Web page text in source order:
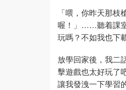
「喂，你昨天那
喔！」……聽着課
玩嗎？不如我也下
放學回家後，我二
擊遊戲也太好玩了
讓我發洩一下學習